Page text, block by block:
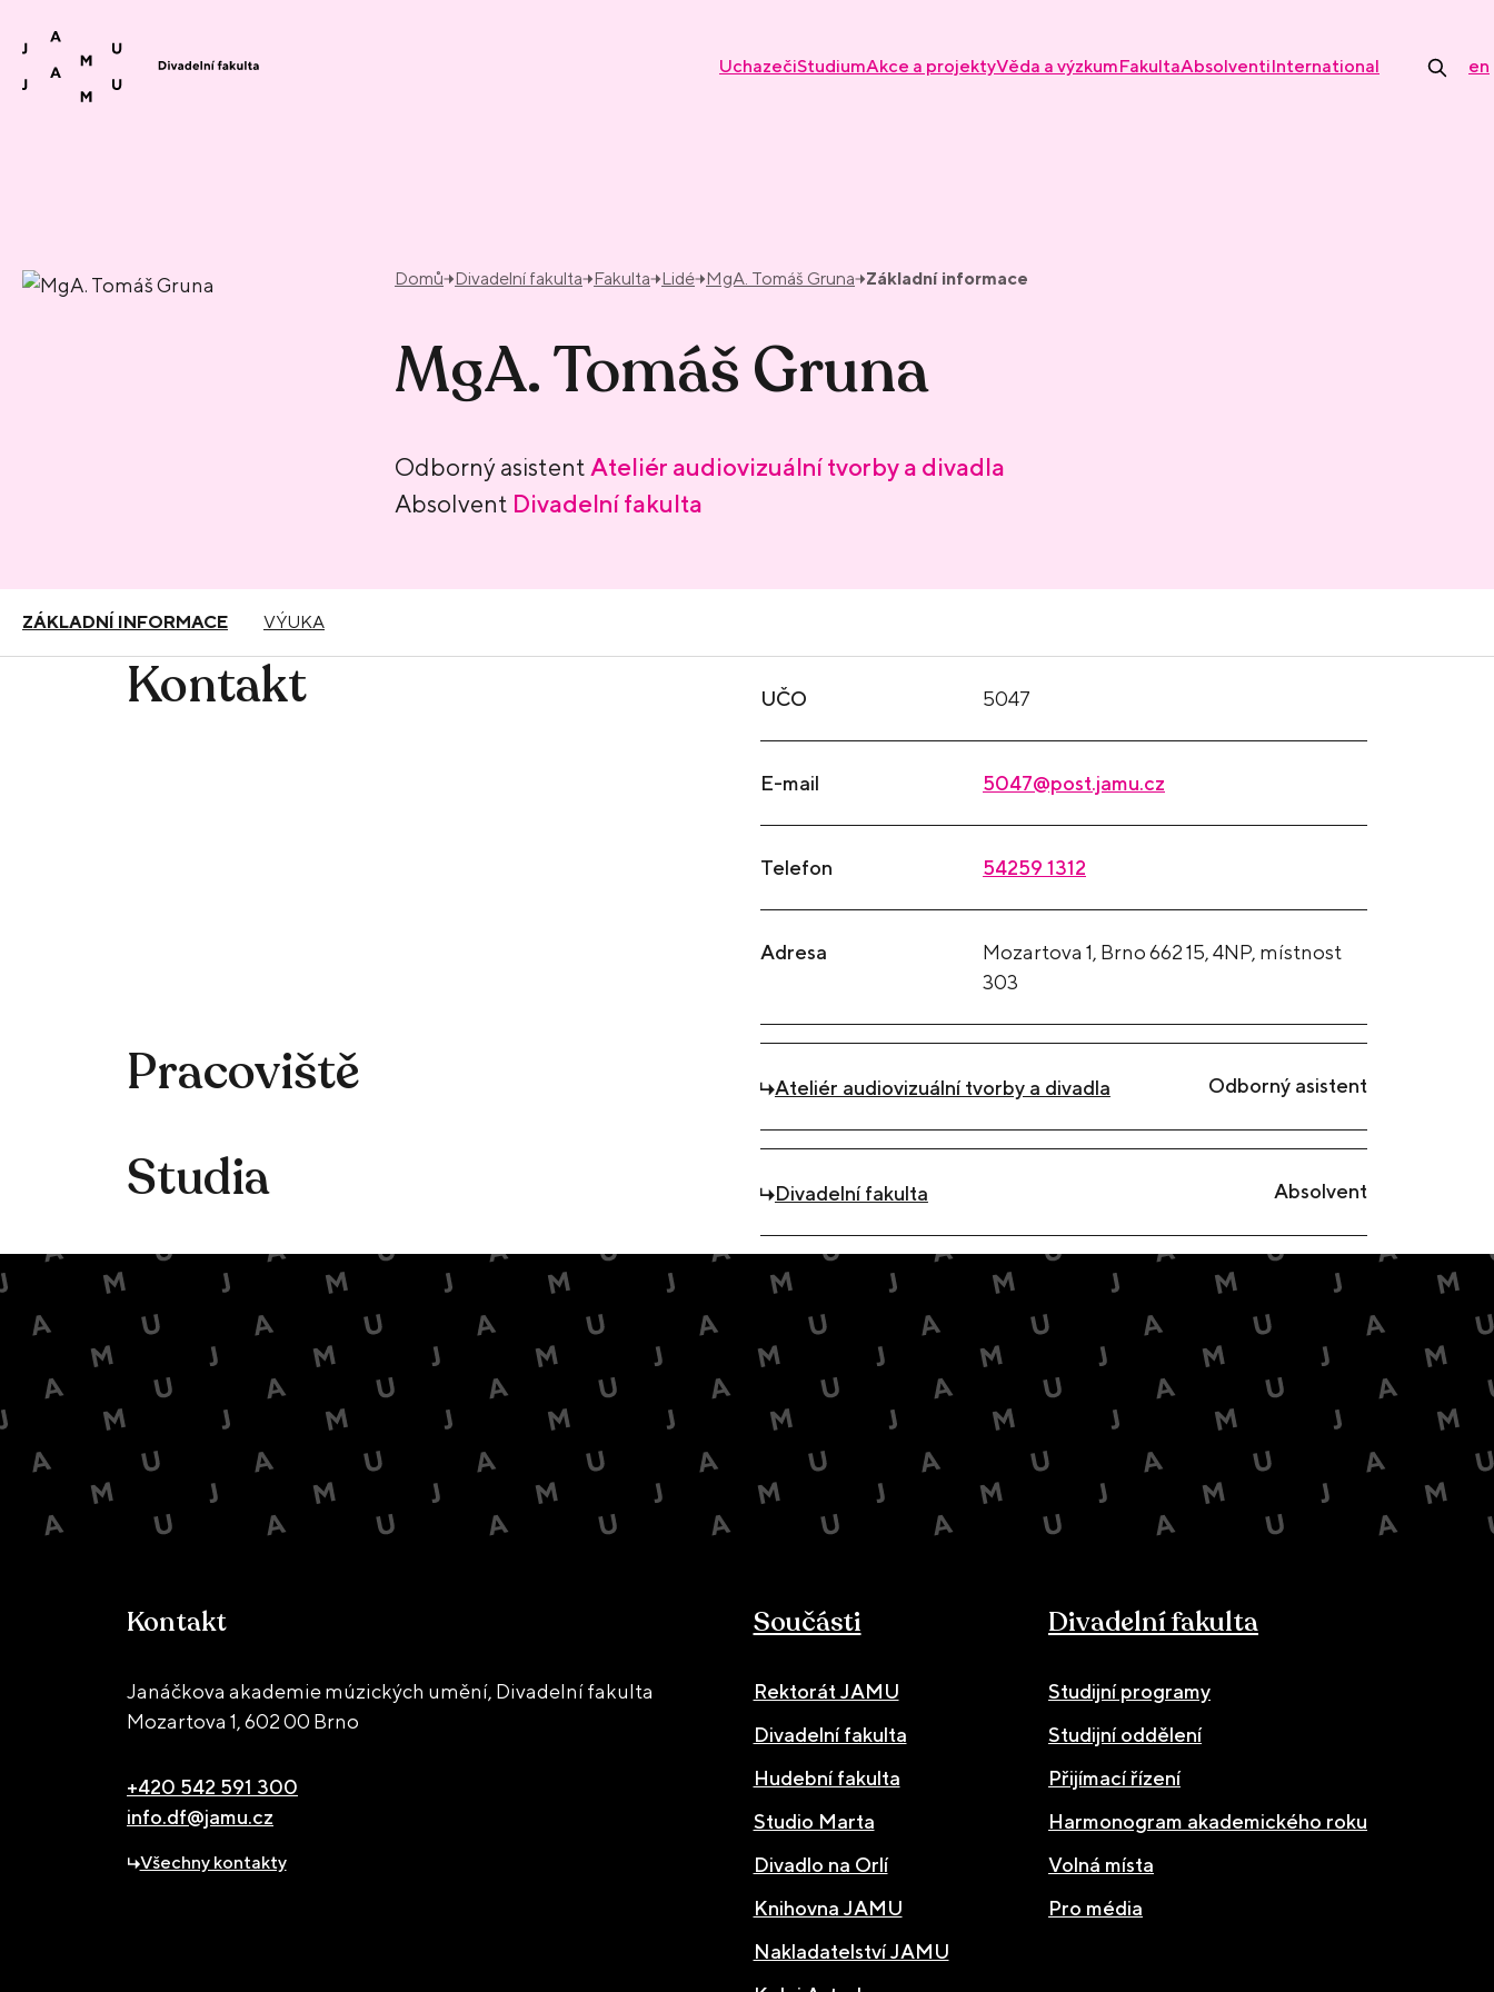
UchazečiStudiumAkce a projektyVěda a výzkumFakultaAbsolventiInternational en
Domů Divadelní fakulta Fakulta Lidé MgA. Tomáš Gruna Základní informace
MgA. Tomáš Gruna
Odborný asistent Ateliér audiovizuální tvorby a divadla
Absolvent Divadelní fakulta
ZÁKLADNÍ INFORMACE VÝUKA
Kontakt UČO 5047
E-mail 5047@post.jamu.cz
Telefon 54259 1312
Adresa
Mozartova 1, Brno 662 15, 4NP, místnost
303
Pracoviště Odborný asistent
Ateliér audiovizuální tvorby a divadla
Studia Absolvent
Divadelní fakulta
Kontakt
Janáčkova akademie múzických umění, Divadelní fakulta
Mozartova 1,602 00 Brno
+420 542 591 300
info.df@jamu.cz
Všechny kontakty
Součásti
Rektorát JAMU
Divadelní fakulta
Hudební fakulta
Studio Marta
Divadlo na Orlí
Knihovna JAMU
Nakladatelství JAMU
Divadelní fakulta
Studijní programy
Studijní oddělení
Přijímací řízení
Harmonogram akademického roku
Volná místa
Pro média